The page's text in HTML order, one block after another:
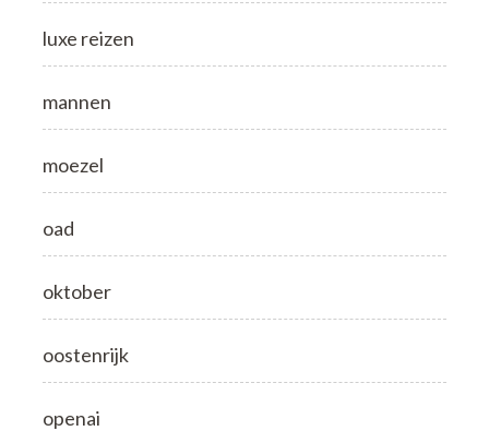
luxe reizen
mannen
moezel
oad
oktober
oostenrijk
openai